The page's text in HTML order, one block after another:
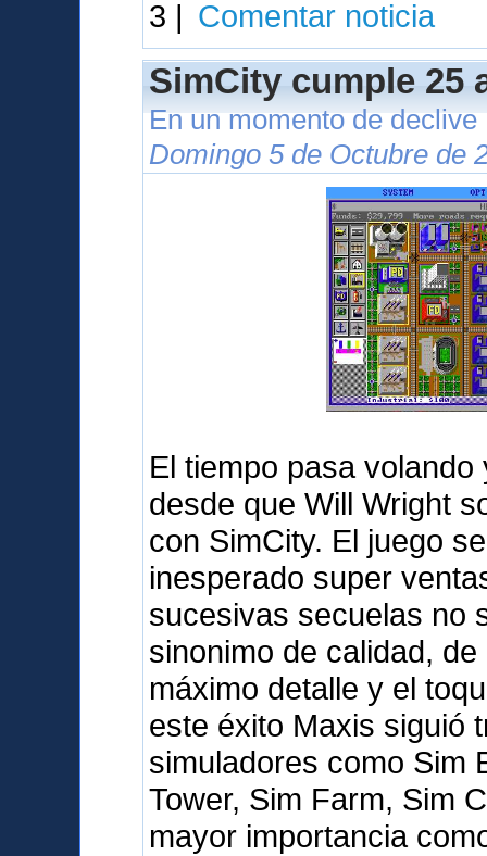
3 | Comentar noticia
SimCity cumple 25
En un momento de declive
Domingo 5 de Octubre de
El tiempo pasa
desde que Will Wright
con SimCity. El juego
inesperado super
sucesivas secuelas no
sinonimo de calidad,
máximo detalle y el
este éxito Maxis siguió
simuladores como Sim
Tower, Sim Farm, Sim
mayor importancia